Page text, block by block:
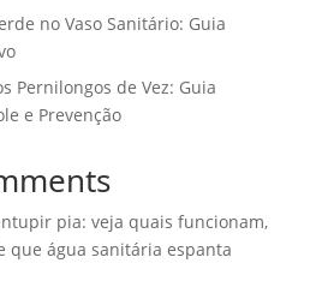
no Vaso Sanitário: Guia
Pernilongos de Vez: Guia
e Prevenção
pia: veja quais funcionam,
que água sanitária espanta